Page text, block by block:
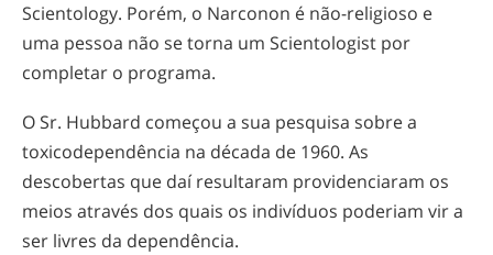
Scientology. Porém, o Narconon é não-religioso e
uma pessoa não se torna um Scientologist por
completar o programa.
O Sr. Hubbard começou a sua pesquisa sobre a
toxicodependência na década de 1960. As
descobertas que daí resultaram providenciaram os
meios através dos quais os indivíduos poderiam vir a
ser livres da dependência.